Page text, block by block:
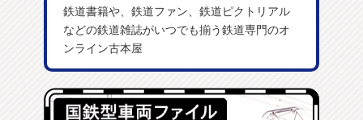
鉄道書籍や、鉄道ファン、鉄道ピクトリアル
などの鉄道雑誌がいつでも揃う鉄道専門のオ
ンライン古本屋